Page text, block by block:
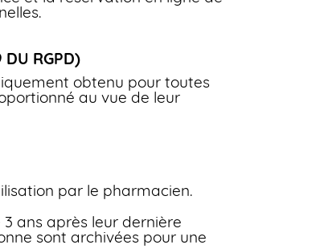
DU RGPD)
obtenu pour toutes
au vue de leur
par le pharmacien.
ans après leur dernière
sont archivées pour une